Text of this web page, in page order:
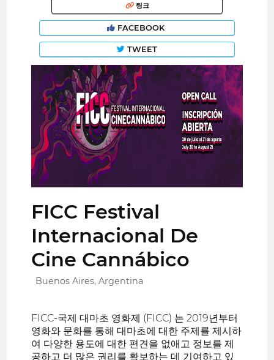
링크
FACEBOOK
TWEET
FICC Festival
Internacional De
Cine Cannábico
Buenos Aires, Argentina
FICC-국제 대마초 영화제 (FICC) 는 2019년부터
영화와 문화를 통해 대마초에 대한 주제를 제시하
여 다양한 용도에 대한 편견을 없애고 정보를 제
공하고 더 많은 권리를 확보하는 데 기여하고 있